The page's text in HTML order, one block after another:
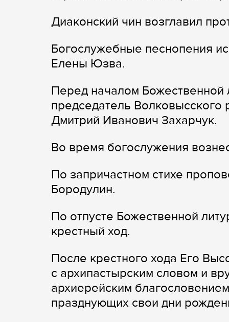
Диаконский чин возглавил
Богослужебные песнопения
Елены Юзва.
Перед началом Божественной
председатель Волковысского
Дмитрий Иванович Захарчук.
Во время богослужения
По запричастном стихе
Бородулин.
По отпусте Божественной
крестный ход.
После крестного хода Его
с архипастырским словом и
архиерейским
празднующих свои дни